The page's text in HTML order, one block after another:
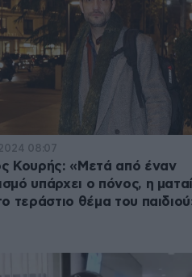
08:07
Κουρής: «Μετά από έναν
υπάρχει ο πόνος, η
τεράστιο θέμα του